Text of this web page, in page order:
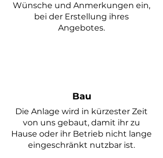
Wünsche und Anmerkungen ein,
bei der Erstellung ihres
Angebotes.
Bau
Die Anlage wird in kürzester Zeit
von uns gebaut, damit ihr zu
Hause oder ihr Betrieb nicht lange
eingeschränkt nutzbar ist.